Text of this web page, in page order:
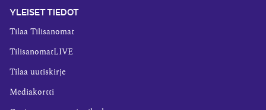
YLEISET TIEDOT
Tilaa Tilisanomat
TilisanomatLIVE
Tilaa uutiskirje
Mediakortti